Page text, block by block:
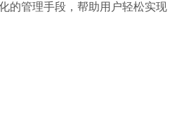
的管理手段，帮助用户轻松实现